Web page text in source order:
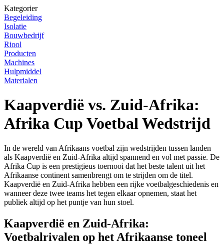
Kategorier
Begeleiding
Isolatie
Bouwbedrijf
Riool
Producten
Machines
Hulpmiddel
Materialen
Kaapverdië vs. Zuid-Afrika:
Afrika Cup Voetbal Wedstrijd
In de wereld van Afrikaans voetbal zijn wedstrijden tussen landen
als Kaapverdië en Zuid-Afrika altijd spannend en vol met passie. De
Afrika Cup is een prestigieus toernooi dat het beste talent uit het
Afrikaanse continent samenbrengt om te strijden om de titel.
Kaapverdië en Zuid-Afrika hebben een rijke voetbalgeschiedenis en
wanneer deze twee teams het tegen elkaar opnemen, staat het
publiek altijd op het puntje van hun stoel.
Kaapverdië en Zuid-Afrika:
Voetbalrivalen op het Afrikaanse toneel